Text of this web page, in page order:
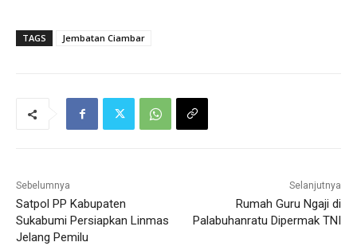
TAGS Jembatan Ciambar
Sebelumnya
Satpol PP Kabupaten
Sukabumi Persiapkan Linmas
Jelang Pemilu
Selanjutnya
Rumah Guru Ngaji di
Palabuhanratu Dipermak TNI